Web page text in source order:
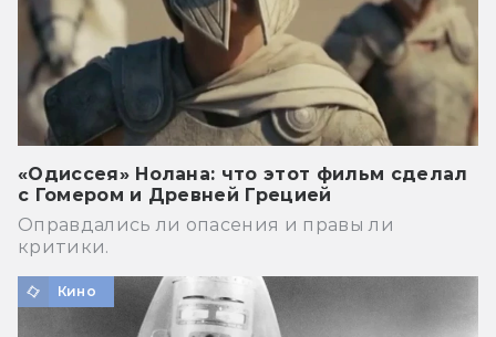
«Одиссея» Нолана: что этот фильм сделал
с Гомером и Древней Грецией
Оправдались ли опасения и правы ли
критики.
Кино